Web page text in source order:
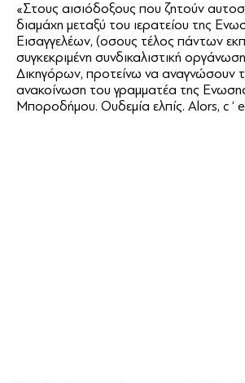
«Στους αισιόδοξους που ζητούν
διαμάχη μεταξύ του ιερατείου της
Εισαγγελέων, (οσους τέλος πάντων
συγκεκριμένη συνδικαλιστική
Δικηγόρων, προτείνω να αναγνώσουν
ανακοίνωση του γραμματέα της
Μποροδήμου. Ουδεμία ελπίς. Alors, c ‘